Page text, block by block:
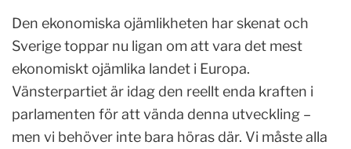
Den ekonomiska ojämlikheten har skenat och
Sverige toppar nu ligan om att vara det mest
ekonomiskt ojämlika landet i Europa.
Vänsterpartiet är idag den reellt enda kraften i
parlamenten för att vända denna utveckling –
men vi behöver inte bara höras där. Vi måste alla